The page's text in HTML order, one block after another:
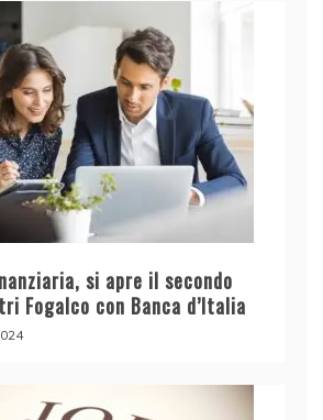
si apre il secondo
Fogalco con Banca d’Italia